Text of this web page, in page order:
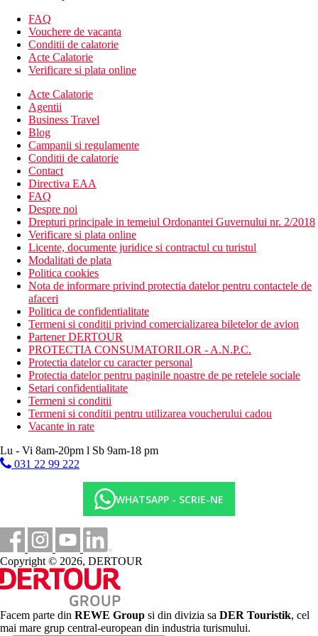
Hotelul dispune de:
hol cu ​​receptie
restaurant principal
bar
piscina pentru copii
loc de joaca pentru copii
mini-club
Descrierea plajei
plaja cu nisip si pietricele
intrare treptata in mare
Activitati sportive gratuite
tenis de masa
baschet
volei
darts
Activitati sportive contra cost
sporturi nautice pe plaja
Masa
All Inclusive:
Restaurant principal: 7.30–10.00 mic dejun tip bufet,
12.30–14.30 pranz tip bufet, 15.00–17.30 cafea filtrata,
ceai, pandispan, 19.00–21.00 cina tip bufet. Cafea filtrata,
ceai, apa la micul dejun, bauturi racoritoare, bere, vin la
pranz si cina
Baruri langa piscina: 9:00–22:00 bauturi racoritoare, bere,
vin, bauturi alcoolice (toate produse local, specificate de
hotel, la halba), 10:30–12:00 gustari usoare, 12:30–14:00
inghetata
Bar principal: 10:00–22:00 bauturi racoritoare, bere, vin,
bauturi alcoolice (toate produse local, specificate de hotel,
la halba), 15:00–17:30 cafea filtrata, ceai
Kavros Beach si la hotelul partener Kavros Garden
Atentie: orele si locatiile de mai sus pot fi modificate
Categoria oficiala
3 stele
Nota
In Grecia, exista obligatia de a plati o taxa climatica in functie de
FAQ
Vouchere de vacanta
Conditii de calatorie
Acte Calatorie
Verificare si plata online
Acte Calatorie
Agentii
Business Travel
Blog
Campanii si regulamente
Conditii de calatorie
Contact
Directiva EAA
FAQ
Despre noi
Drepturi principale in temeiul Ordonantei Guvernului nr. 2/2018
Verificare si plata online
Licente, documente juridice si contractul cu turistul
Modalitati de plata
Politica cookies
Nota de informare privind protectia datelor pentru contactele de
afaceri
Politica de confidentialitate
Termeni si conditii privind comercializarea biletelor de avion
Partener DERTOUR
PROTECTIA CONSUMATORILOR - A.N.P.C.
Protectia datelor cu caracter personal
Protectia datelor pentru paginile noastre de pe retelele sociale
Setari confidentialitate
Termeni si conditii
Termeni si conditii pentru utilizarea voucherului cadou
Vacante in rate
Lu - Vi 8am-20pm l Sb 9am-18 pm
031 22 99 222
WHATSAPP - SCRIE-NE
Copyright © 2026, DERTOUR
Facem parte din REWE Group si din divizia sa DER Touristik, cel
mai mare grup central-european din industria turismului.